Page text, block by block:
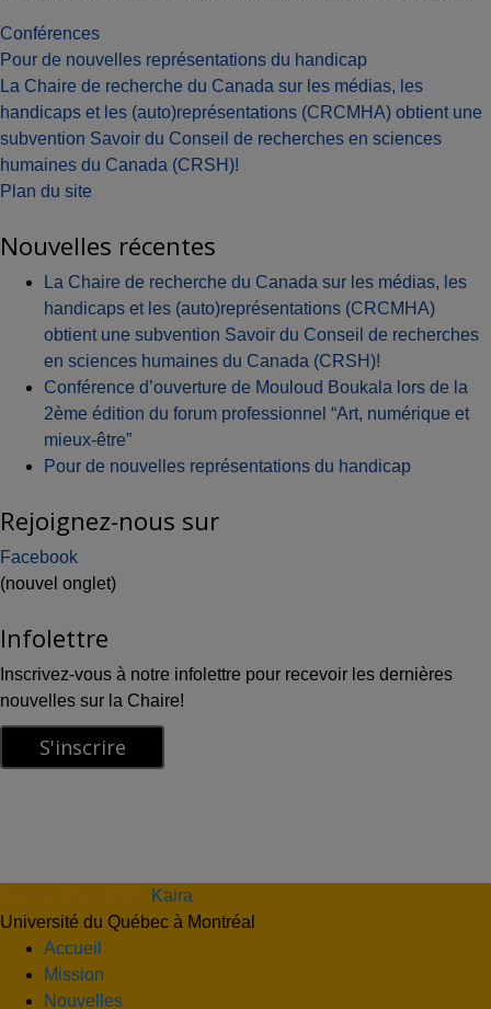
Conférences
Navigation
de
l'article
Pour de nouvelles représentations du handicap
La Chaire de recherche du Canada sur les médias, les
handicaps et les (auto)représentations (CRCMHA) obtient une
subvention Savoir du Conseil de recherches en sciences
humaines du Canada (CRSH)!
Plan du site
Nouvelles récentes
La Chaire de recherche du Canada sur les médias, les
handicaps et les (auto)représentations (CRCMHA)
obtient une subvention Savoir du Conseil de recherches
en sciences humaines du Canada (CRSH)!
Conférence d’ouverture de Mouloud Boukala lors de la
2ème édition du forum professionnel “Art, numérique et
mieux-être”
Pour de nouvelles représentations du handicap
Rejoignez-nous sur
Facebook
(nouvel onglet)
Infolettre
Inscrivez-vous à notre infolettre pour recevoir les dernières
nouvelles sur la Chaire!
Kaira
Université du Québec à Montréal
Accueil
Mission
Nouvelles